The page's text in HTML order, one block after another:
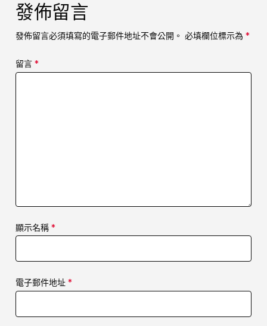
發佈留言
發佈留言必須填寫的電子郵件地址不會公開。 必填欄位標示為 *
留言 *
顯示名稱 *
電子郵件地址 *